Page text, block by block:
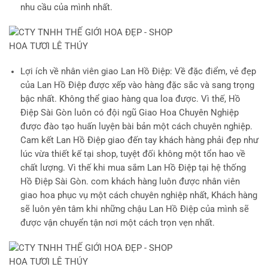
nhu cầu của mình nhất.
Lợi ích về nhân viên giao Lan Hồ Điệp: Về đặc điểm, vẻ đẹp
của Lan Hồ Điệp được xếp vào hàng đặc sắc và sang trọng
bậc nhất. Không thể giao hàng qua loa được. Vì thế, Hồ
Điệp Sài Gòn luôn có đội ngũ Giao Hoa Chuyên Nghiệp
được đào tạo huấn luyện bài bản một cách chuyên nghiệp.
Cam kết Lan Hồ Điệp giao đến tay khách hàng phải đẹp như
lúc vừa thiết kế tại shop, tuyệt đối không một tổn hao về
chất lượng. Vì thế khi mua sắm Lan Hồ Điệp tại hệ thống
Hồ Điệp Sài Gòn. com khách hàng luôn được nhân viên
giao hoa phục vụ một cách chuyên nghiệp nhất, Khách hàng
sẽ luôn yên tâm khi những chậu Lan Hồ Điệp của mình sẽ
được vận chuyển tận nơi một cách trọn vẹn nhất.